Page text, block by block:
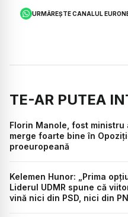
URMĂREȘTE CANALUL
TE-AR PUTEA
Florin Manole, fost ministru
merge foarte bine în
proeuropeană
Kelemen Hunor: „Prima
Liderul UDMR spune că
vină nici din PSD, nici din